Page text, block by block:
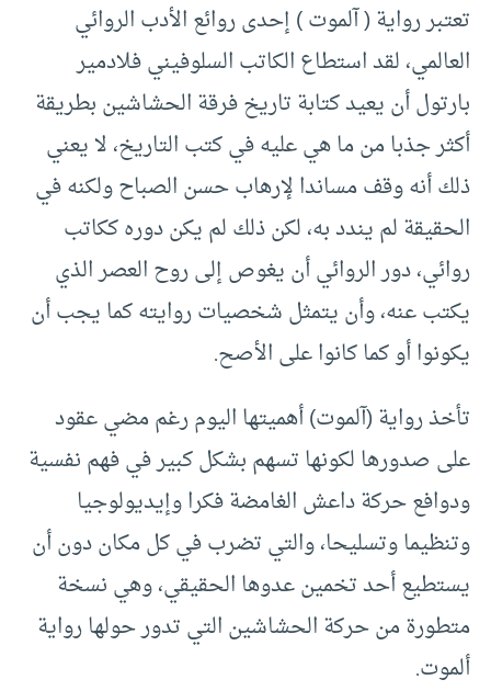
تعتبر رواية ( آلموت ) إحدى روائع الأدب الروائي
العالمي، لقد استطاع الكاتب السلوفيني فلادمير
بارتول أن يعيد كتابة تاريخ فرقة الحشاشين بطريقة
أكثر جذبا من ما هي عليه في كتب التاريخ، لا يعني
ذلك أنه وقف مساندا لإرهاب حسن الصباح ولكنه في
الحقيقة لم يندد به، لكن ذلك لم يكن دوره ككاتب
روائي، دور الروائي أن يغوص إلى روح العصر الذي
يكتب عنه، وأن يتمثل شخصيات روايته كما يجب أن
يكونوا أو كما كانوا على الأصح.
تأخذ رواية (آلموت) أهميتها اليوم رغم مضي عقود
على صدورها لكونها تسهم بشكل كبير في فهم نفسية
ودوافع حركة داعش الغامضة فكرا وإيديولوجيا
وتنظيما وتسليحا، والتي تضرب في كل مكان دون أن
يستطيع أحد تخمين عدوها الحقيقي، وهي نسخة
متطورة من حركة الحشاشين التي تدور حولها رواية
ألموت.